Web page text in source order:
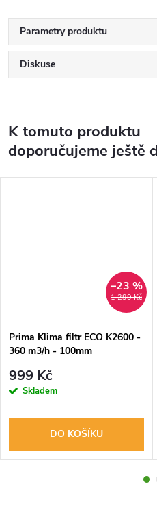
Parametry produktu
Diskuse
K tomuto produktu
doporučujeme ještě
1 299 Kč
–23 %
Prima Klima filtr ECO K2600 -
360 m3/h - 100mm
999 Kč
Skladem
DO KOŠÍKU